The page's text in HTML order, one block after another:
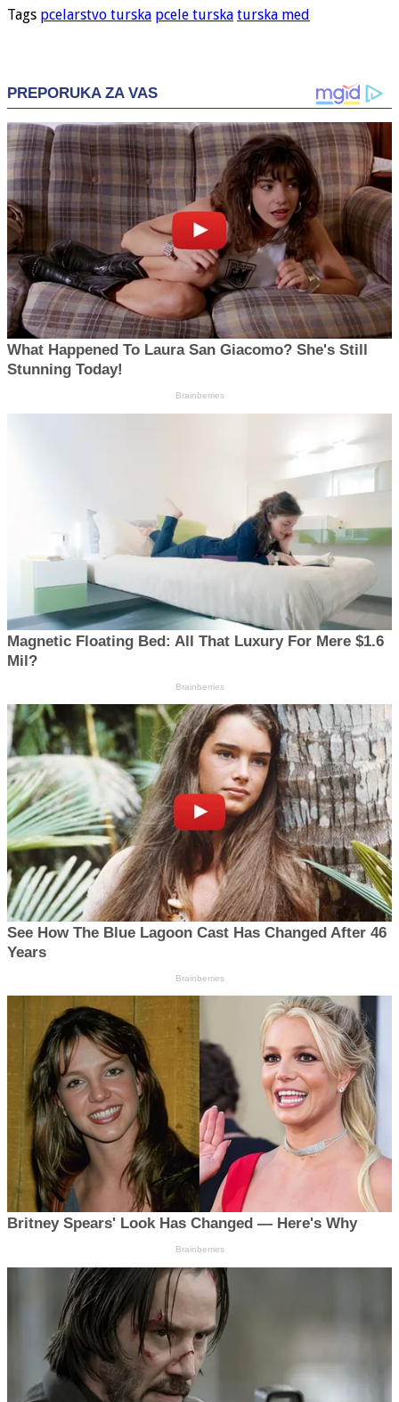
Tags pcelarstvo turska pcele turska turska med